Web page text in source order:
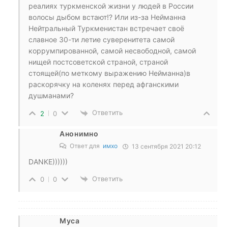
реалиях туркменской жизни у людей в России
волосы дыбом встают!? Или из-за Нейманна
Нейтральный Туркменистан встречает своё
славное 30-ти летие суверенитета самой
коррумпированной, самой несвободной, самой
нищей постсоветской страной, страной
стоящей(по меткому выражению Нейманна)в
раскорячку на коленях перед афганскими
душманами?
2 0 Ответить
Анонимно
Ответ для имхо 13 сентября 2021 20:12
DANKE))))))
0 0 Ответить
Муса